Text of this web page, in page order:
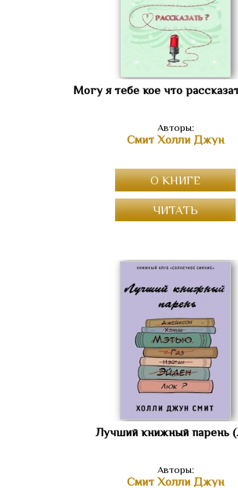
Могу я тебе кое что
Авторы:
Смит Холли Джун
О КНИГЕ
ЧИТАТЬ
Лучший книжный парень
Авторы:
Смит Холли Джун